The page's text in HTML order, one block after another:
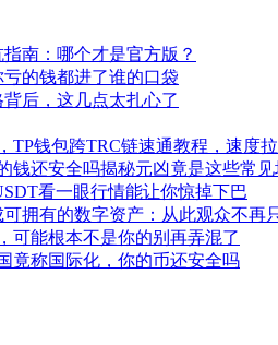
南：哪个才是官方版？
的钱都进了谁的口袋
后，这几点太扎心了
TP钱包跨TRC链速通教程，速度
钱还安全吗揭秘元凶竟是这些常见
看一眼行情能让你惊掉下巴
可拥有的数字资产：从此观众不再
可能根本不是你的别再弄混了
竟称国际化，你的币还安全吗